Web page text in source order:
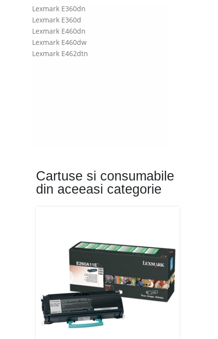
Lexmark E360dn
Lexmark E360d
Lexmark E460dn
Lexmark E460dw
Lexmark E462dtn
Cartuse si consumabile
din aceeasi categorie